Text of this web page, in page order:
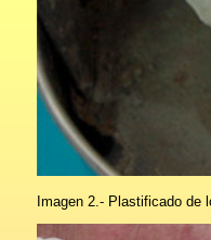
Imagen 2.- Plastificado de